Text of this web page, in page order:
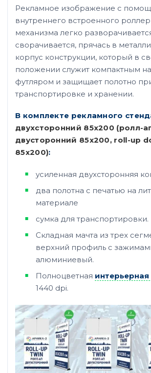
Рекламное изображение с
внутреннего встроенного
механизма легко
сворачивается, прячась в
корпус конструкции, который в
положении служит компактным
футляром и защищает полотно
транспортировке и хранении.
В комплекте рекламного
двухсторонний 85х200 (ролл-
двусторонний 85х200, roll-up
85х200):
усиленная двухсторонняя
два полотна с печатью на
материале
сумка для транспортировки.
Складная мачта из трех
верхний профиль с
алюминиевый.
Полноцветная интерьерная
1440 dpi.